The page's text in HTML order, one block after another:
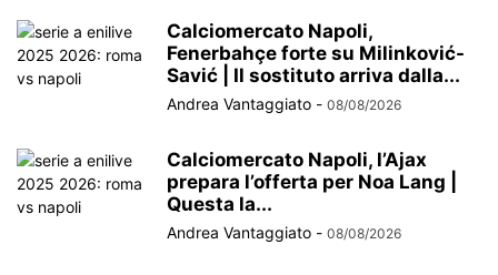
Calciomercato Napoli,
Fenerbahçe forte su Milinković-
Savić | Il sostituto arriva dalla...
Andrea Vantaggiato - 08/08/2026
Calciomercato Napoli, l’Ajax
prepara l’offerta per Noa Lang |
Questa la...
Andrea Vantaggiato - 08/08/2026